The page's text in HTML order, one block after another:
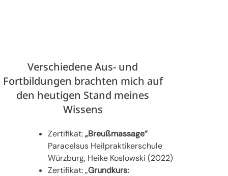
Verschiedene Aus- und
Fortbildungen brachten mich auf
den heutigen Stand meines
Wissens
Zertifikat:„Breußmassage“
Paracelsus Heilpraktikerschule
Würzburg, Heike Koslowski (2022)
Zertifikat: „Grundkurs: